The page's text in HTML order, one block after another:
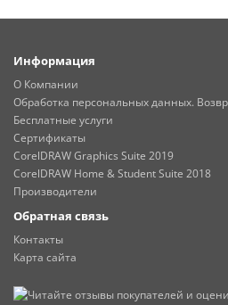
Информация
О Компании
Обработка персональных данных.
Бесплатные услуги
Сертификаты
CorelDRAW Graphics Suite 2019
CorelDRAW Home & Student Suite 2018
Производители
Обратная связь
Контакты
Карта сайта